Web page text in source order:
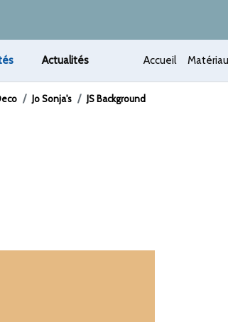
Actualités Accueil
Jo Sonja's JS Background